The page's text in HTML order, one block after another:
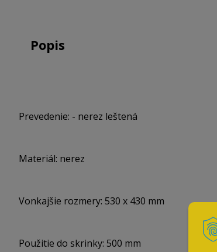
Popis
Prevedenie: - nerez leštená
Materiál: nerez
Vonkajšie rozmery: 530 x 430 mm
Použitie do skrinky: 500 mm